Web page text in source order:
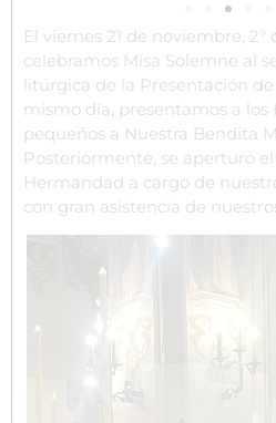
El viernes 21 de noviembre, 2º
celebramos Misa Solemne al
litúrgica de la Presentación
mismo día, presentamos a los
pequeños a Nuestra Bendita
Posteriormente, se aperturó el
Hermandad a cargo de
con gran asistencia de